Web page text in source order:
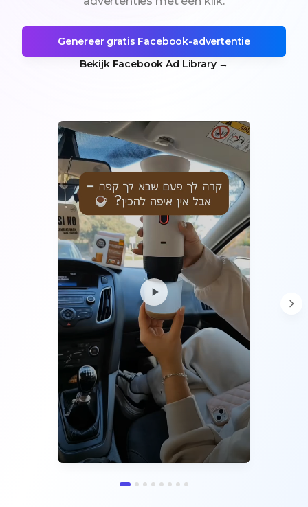
Genereer gratis Facebook-advertentie
Bekijk Facebook Ad Library →